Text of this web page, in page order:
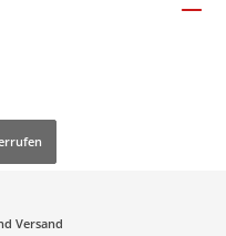
Versand